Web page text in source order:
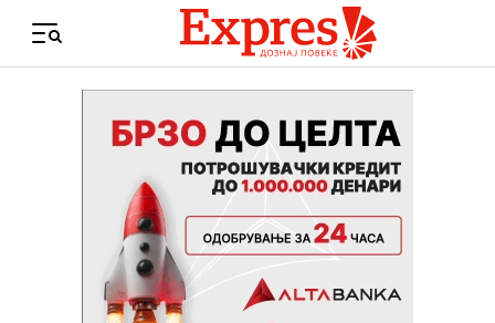
Menu